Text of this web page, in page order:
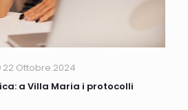
22 Ottobre 2024
a Villa Maria i protocolli